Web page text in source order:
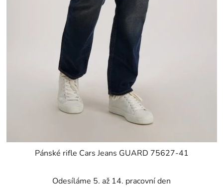
Pánské rifle Cars Jeans GUARD 75627-41
Odesíláme 5. až 14. pracovní den